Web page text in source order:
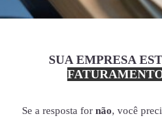
SUA EMPRESA
Se a resposta for não, você